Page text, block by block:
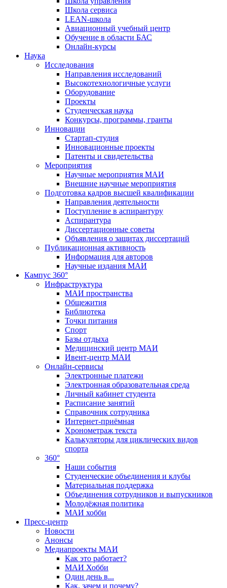
Школа сервиса
LEAN-школа
Авиационный учебный центр
Обучение в области БАС
Онлайн-курсы
Наука
Исследования
Направления исследований
Высокотехнологичные услуги
Оборудование
Проекты
Студенческая наука
Конкурсы, программы, гранты
Инновации
Стартап-студия
Инновационные проекты
Патенты и свидетельства
Мероприятия
Научные мероприятия МАИ
Внешние научные мероприятия
Подготовка кадров высшей квалификации
Направления деятельности
Поступление в аспирантуру
Аспирантура
Диссертационные советы
Объявления о защитах диссертаций
Публикационная активность
Информация для авторов
Научные издания МАИ
Кампус 360°
Инфраструктура
МАИ пространства
Общежития
Библиотека
Точки питания
Спорт
Базы отдыха
Медицинский центр МАИ
Ивент-центр МАИ
Онлайн-сервисы
Электронные платежи
Электронная образовательная среда
Личный кабинет студента
Расписание занятий
Справочник сотрудника
Интернет-приёмная
Хронометраж текста
Калькуляторы для циклических видов
спорта
360°
Наши события
Студенческие объединения и клубы
Материальная поддержка
Объединения сотрудников и выпускников
Молодёжная политика
МАИ хобби
Пресс-центр
Новости
Анонсы
Медиапроекты МАИ
Как это работает?
МАИ Хобби
Один день в...
Как, зачем и почему?